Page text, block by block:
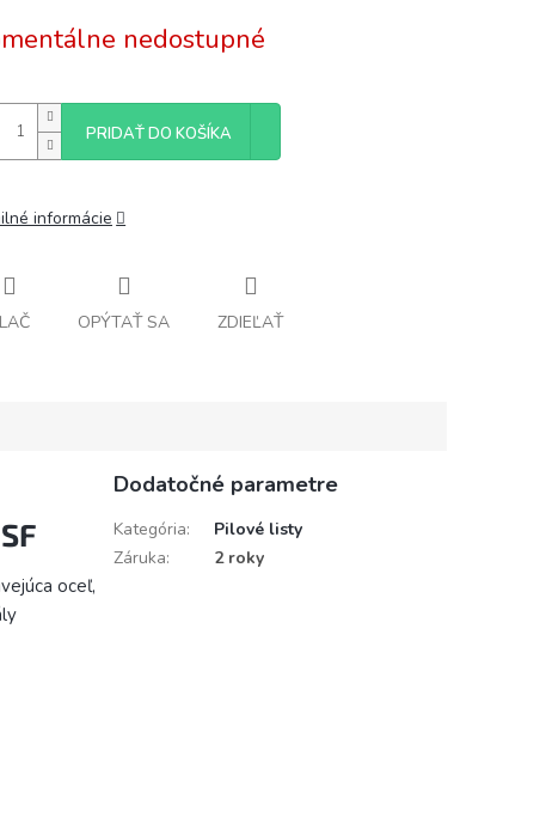
nedostupné
PRIDAŤ DO KOŠÍKA
informácie
OPÝTAŤ SA ZDIEĽAŤ
oceľ,
Dodatočné parametre
Kategória:
Pilové listy
Záruka: 2 roky